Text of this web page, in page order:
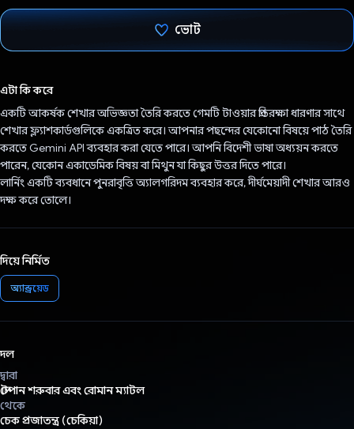
ভোট
এটা কি করে
একটি আকর্ষক শেখার অভিজ্ঞতা তৈরি করতে গেমটি টাওয়ার প্রতিরক্ষা ধারণার সাথে
শেখার ফ্ল্যাশকার্ডগুলিকে একত্রিত করে। আপনার পছন্দের যেকোনো বিষয়ে পাঠ তৈরি
করতে Gemini API ব্যবহার করা যেতে পারে। আপনি বিদেশী ভাষা অধ্যয়ন করতে
পারেন, যেকোন একাডেমিক বিষয় বা মিথুন যা কিছুর উত্তর দিতে পারে।
লার্নিং একটি ব্যবধানে পুনরাবৃত্তি অ্যালগরিদম ব্যবহার করে, দীর্ঘমেয়াদী শেখার আরও
দক্ষ করে তোলে।
দিয়ে নির্মিত
অ্যান্ড্রয়েড
দল
দ্বারা
স্টেপান শরুবার এবং রোমান ম্যাটল
থেকে
চেক প্রজাতন্ত্র (চেকিয়া)